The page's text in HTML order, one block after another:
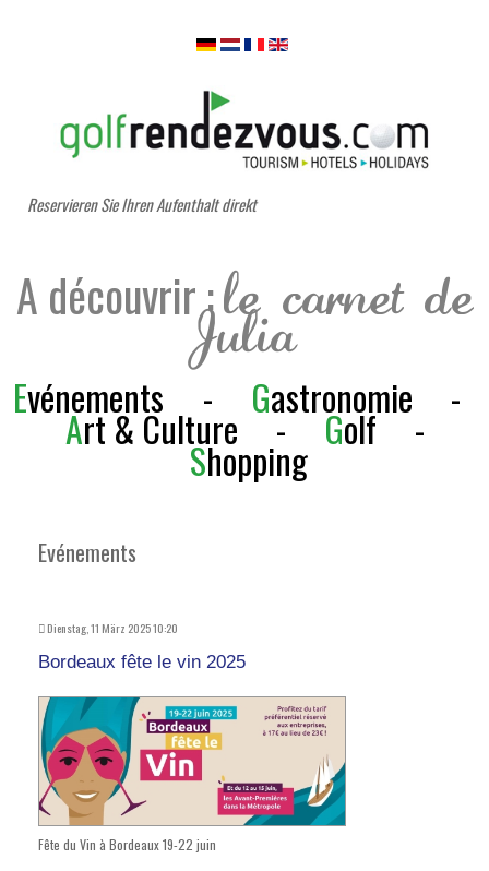
Reservieren Sie Ihren Aufenthalt direkt
A découvrir : le carnet de
Julia
Evénements - Gastronomie -
Art & Culture -Golf-
Shopping
Evénements
Dienstag, 11 März 2025 10:20
Bordeaux fête le vin 2025
Fête du Vin à Bordeaux 19-22 juin